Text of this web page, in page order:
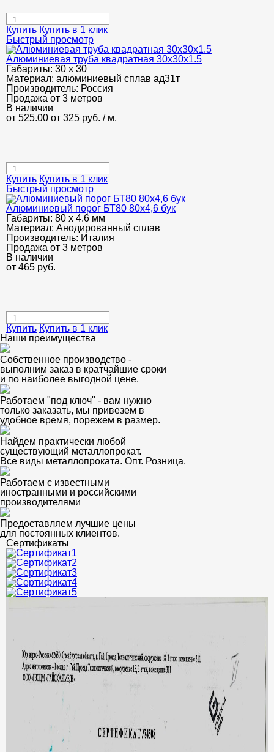
Купить Купить в 1 клик
Быстрый просмотр
Алюминиевая труба квадратная 30х30х1.5
Габариты: 30 х 30
Материал: алюминиевый сплав ад31т
Производитель: Россия
Продажа от 3 метров
В наличии
от 525.00 от 325 руб. / м.
Купить Купить в 1 клик
Быстрый просмотр
Алюминиевый порог БТ80 80х4,6 бук
Габариты: 80 х 4.6 мм
Материал: Анодированный сплав
Производитель: Италия
Продажа от 3 метров
В наличии
от 465 руб.
Купить Купить в 1 клик
Наши преимущества
Собственное производство -
выполним заказ в кратчайшие сроки
и по наиболее выгодной цене.
Работаем "под ключ" - вам нужно
только заказать, мы привезем в
удобное время, порежем в размер.
Найдем практически любой
существующий металлопрокат.
Все виды металлопроката. Опт. Розница.
Работаем с известными
иностранными и российскими
производителями
Предоставляем лучшие цены
для постоянных клиентов.
Сертификаты